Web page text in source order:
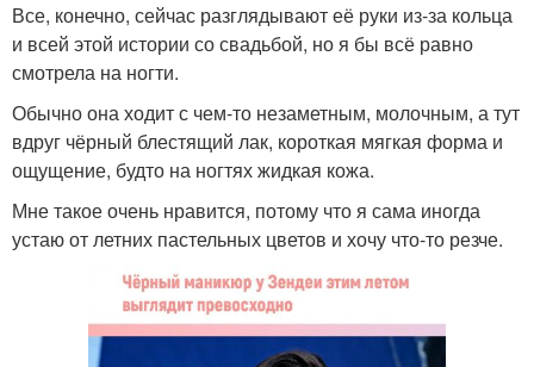
Все, конечно, сейчас разглядывают её руки из-за кольца
и всей этой истории со свадьбой, но я бы всё равно
смотрела на ногти.
Обычно она ходит с чем-то незаметным, молочным, а тут
вдруг чёрный блестящий лак, короткая мягкая форма и
ощущение, будто на ногтях жидкая кожа.
Мне такое очень нравится, потому что я сама иногда
устаю от летних пастельных цветов и хочу что-то резче.